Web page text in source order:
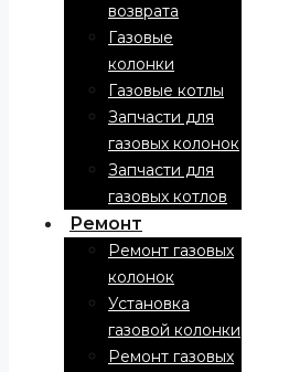
возврата
Газовые
колонки
Газовые котлы
Запчасти для
газовых колонок
Запчасти для
газовых котлов
Ремонт
Ремонт газовых
колонок
Установка
газовой колонки
Ремонт газовых